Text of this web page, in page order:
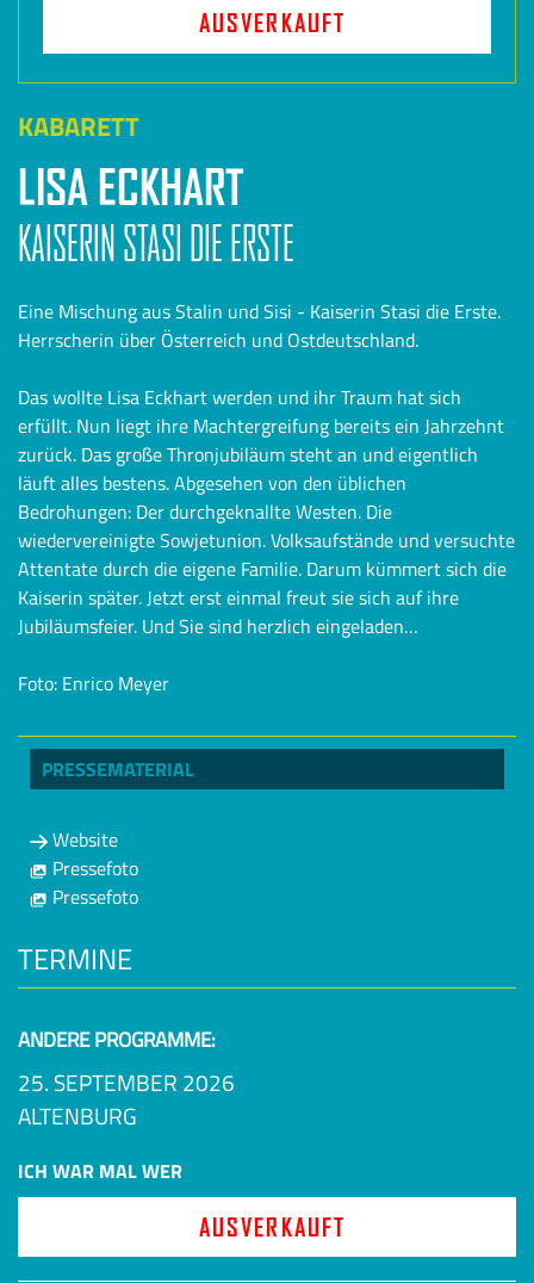
AUSVERKAUFT
KABARETT
LISA ECKHART
KAISERIN STASI DIE ERSTE
Eine Mischung aus Stalin und Sisi - Kaiserin Stasi die Erste.
Herrscherin über Österreich und Ostdeutschland.
Das wollte Lisa Eckhart werden und ihr Traum hat sich
erfüllt. Nun liegt ihre Machtergreifung bereits ein Jahrzehnt
zurück. Das große Thronjubiläum steht an und eigentlich
läuft alles bestens. Abgesehen von den üblichen
Bedrohungen: Der durchgeknallte Westen. Die
wiedervereinigte Sowjetunion. Volksaufstände und versuchte
Attentate durch die eigene Familie. Darum kümmert sich die
Kaiserin später. Jetzt erst einmal freut sie sich auf ihre
Jubiläumsfeier. Und Sie sind herzlich eingeladen…
Foto: Enrico Meyer
PRESSEMATERIAL
Website
Pressefoto
Pressefoto
TERMINE
ANDERE PROGRAMME:
25. SEPTEMBER 2026
ALTENBURG
ICH WAR MAL WER
AUSVERKAUFT